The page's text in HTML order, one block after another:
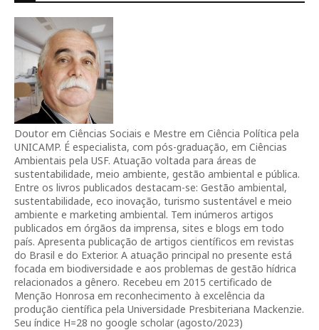
Doutor em Ciências Sociais e Mestre em Ciência Política pela
UNICAMP. É especialista, com pós-graduação, em Ciências
Ambientais pela USF. Atuação voltada para áreas de
sustentabilidade, meio ambiente, gestão ambiental e pública.
Entre os livros publicados destacam-se: Gestão ambiental,
sustentabilidade, eco inovação, turismo sustentável e meio
ambiente e marketing ambiental. Tem inúmeros artigos
publicados em órgãos da imprensa, sites e blogs em todo
país. Apresenta publicação de artigos científicos em revistas
do Brasil e do Exterior. A atuação principal no presente está
focada em biodiversidade e aos problemas de gestão hídrica
relacionados a gênero. Recebeu em 2015 certificado de
Menção Honrosa em reconhecimento à excelência da
produção científica pela Universidade Presbiteriana Mackenzie.
Seu índice H=28 no google scholar (agosto/2023)